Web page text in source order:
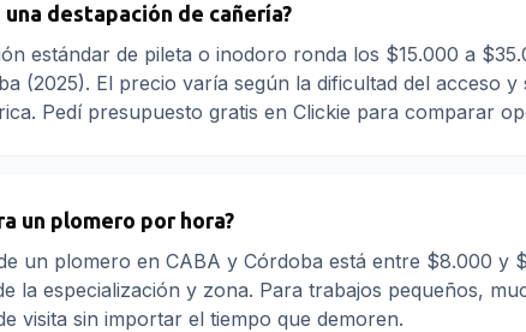
una destapación de cañería?
estándar de pileta o inodoro ronda los $15.000 a
(2025). El precio varía según la dificultad del acceso y
Pedí presupuesto gratis en Clickie para comparar
un plomero por hora?
un plomero en CABA y Córdoba está entre $8.000 y
la especialización y zona. Para trabajos pequeños,
visita sin importar el tiempo que demoren.